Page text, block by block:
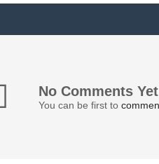
No Comments
You can be first to